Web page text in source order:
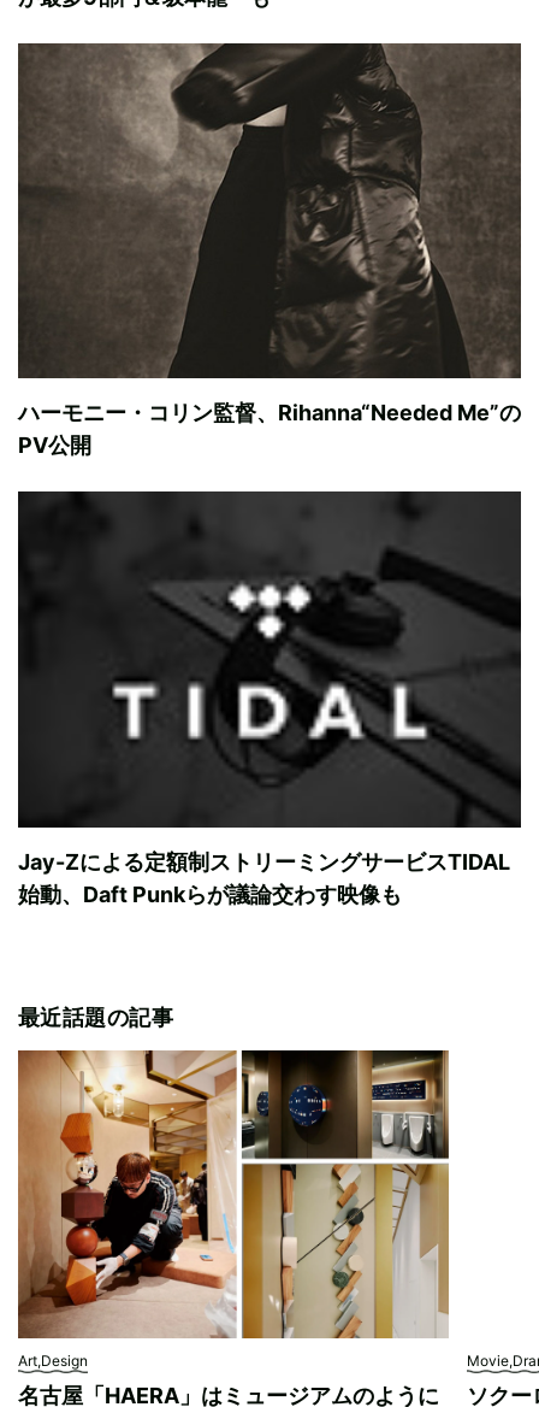
ハーモニー・コリン監督、Rihanna“Needed Me”の
PV公開
Jay-Zによる定額制ストリーミングサービスTIDAL
始動、Daft Punkらが議論交わす映像も
最近話題の記事
Art,Design
名古屋「HAERA」はミュージアムのように
ソク